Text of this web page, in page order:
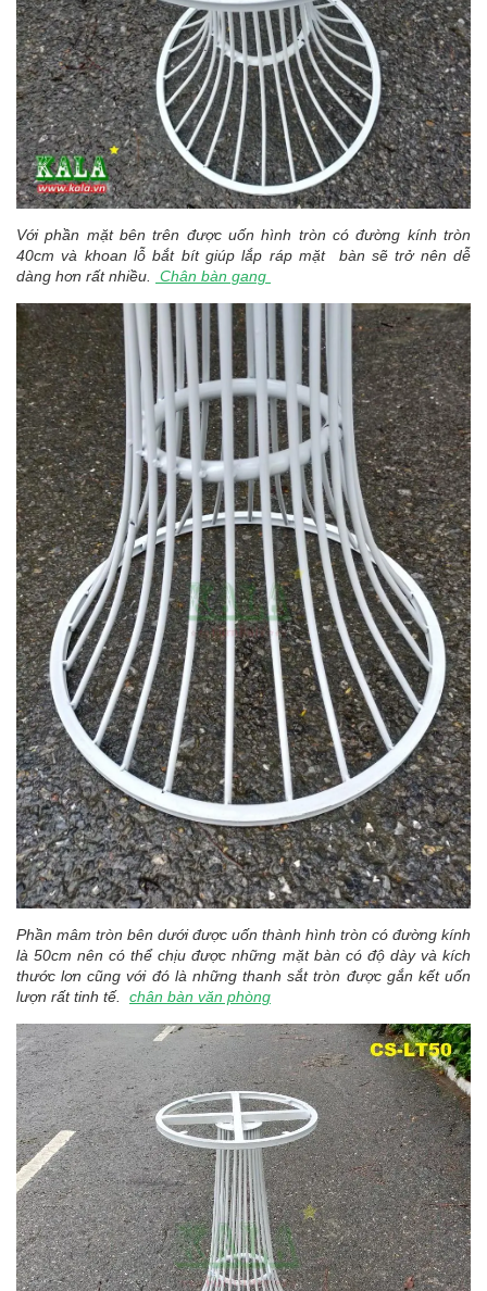
Với phần mặt bên trên được uốn hình tròn có đường kính tròn
40cm và khoan lỗ bắt bít giúp lắp ráp mặt bàn sẽ trở nên dễ
dàng hơn rất nhiều.
Chân bàn gang
Phần mâm tròn bên dưới được uốn thành hình tròn có đường kính
là 50cm nên có thể chịu được những mặt bàn có độ dày và kích
thước lơn cũng với đó là những thanh sắt tròn được gắn kết uốn
lượn rất tinh tế.
chân bàn văn phòng